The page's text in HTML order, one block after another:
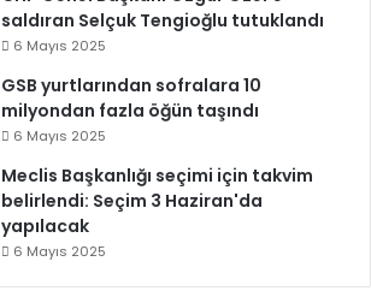
saldıran Selçuk Tengioğlu tutuklandı
6 Mayıs 2025
GSB yurtlarından sofralara 10
milyondan fazla öğün taşındı
6 Mayıs 2025
Meclis Başkanlığı seçimi için takvim
belirlendi: Seçim 3 Haziran'da
yapılacak
6 Mayıs 2025